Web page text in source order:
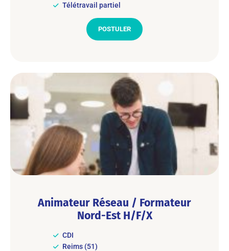
Télétravail partiel
POSTULER
Animateur Réseau / Formateur
Nord-Est H/F/X
CDI
Reims (51)